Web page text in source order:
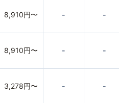
8,910円〜 - -
8,910円〜 - -
3,278円〜 - -